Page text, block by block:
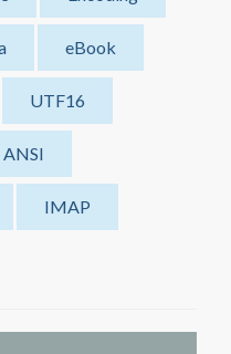
eBook
UTF16
ANSI
IMAP